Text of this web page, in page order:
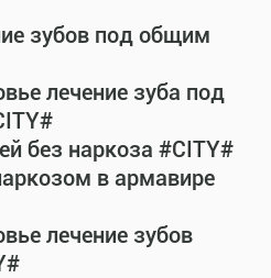
зубов под общим
лечение зуба под
без наркоза #CITY#
в армавире
лечение зубов